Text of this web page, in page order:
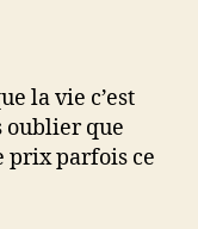
la vie c’est
oublier que
prix parfois ce